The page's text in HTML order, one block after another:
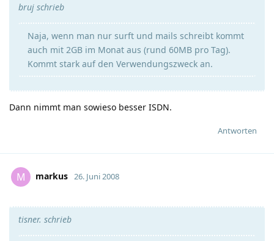
bruj schrieb
Naja, wenn man nur surft und mails schreibt kommt
auch mit 2GB im Monat aus (rund 60MB pro Tag).
Kommt stark auf den Verwendungszweck an.
Dann nimmt man sowieso besser ISDN.
Antworten
M markus 26. Juni 2008
tisner. schrieb